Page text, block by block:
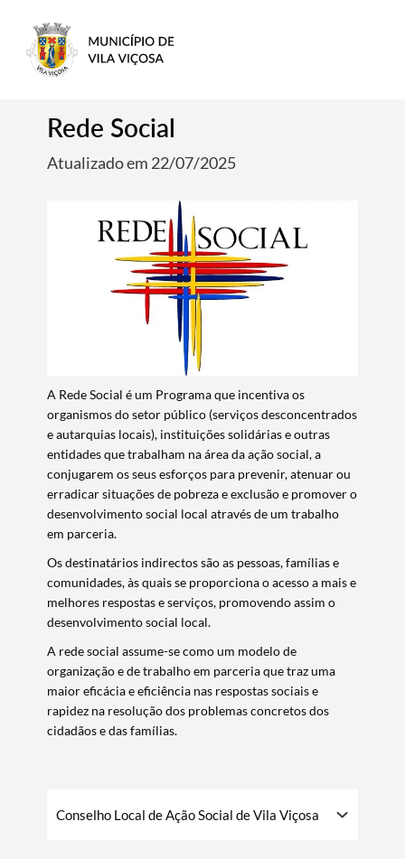
Rede Social
Atualizado em 22/07/2025
A Rede Social é um Programa que incentiva os
organismos do setor público (serviços desconcentrados
e autarquias locais), instituições solidárias e outras
entidades que trabalham na área da ação social, a
conjugarem os seus esforços para prevenir, atenuar ou
erradicar situações de pobreza e exclusão e promover o
desenvolvimento social local através de um trabalho
em parceria.
Os destinatários indirectos são as pessoas, famílias e
comunidades, às quais se proporciona o acesso a mais e
melhores respostas e serviços, promovendo assim o
desenvolvimento social local.
A rede social assume-se como um modelo de
organização e de trabalho em parceria que traz uma
maior eficácia e eficiência nas respostas sociais e
rapidez na resolução dos problemas concretos dos
cidadãos e das famílias.
Conselho Local de Ação Social de Vila Viçosa